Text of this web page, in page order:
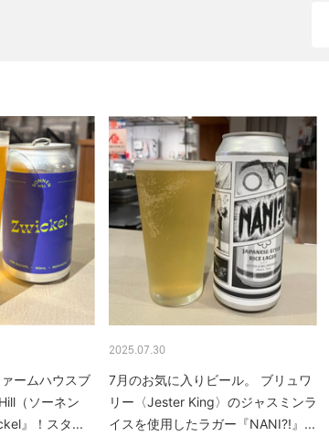
ームハウスブ
（ソーネン
』！スタ...
2025.07.30
7月のお気に入りビール。 ブリュワ
リー〈Jester King〉のジャスミンラ
イスを使用したラガー『NANI?!』...